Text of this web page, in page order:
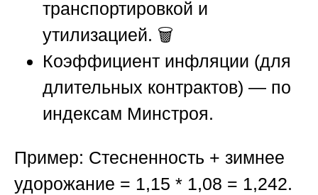
транспортировкой и
утилизацией. 🗑️
Коэффициент инфляции (для
длительных контрактов) — по
индексам Минстроя.
Пример: Стесненность + зимнее
удорожание = 1,15 * 1,08 = 1,242.